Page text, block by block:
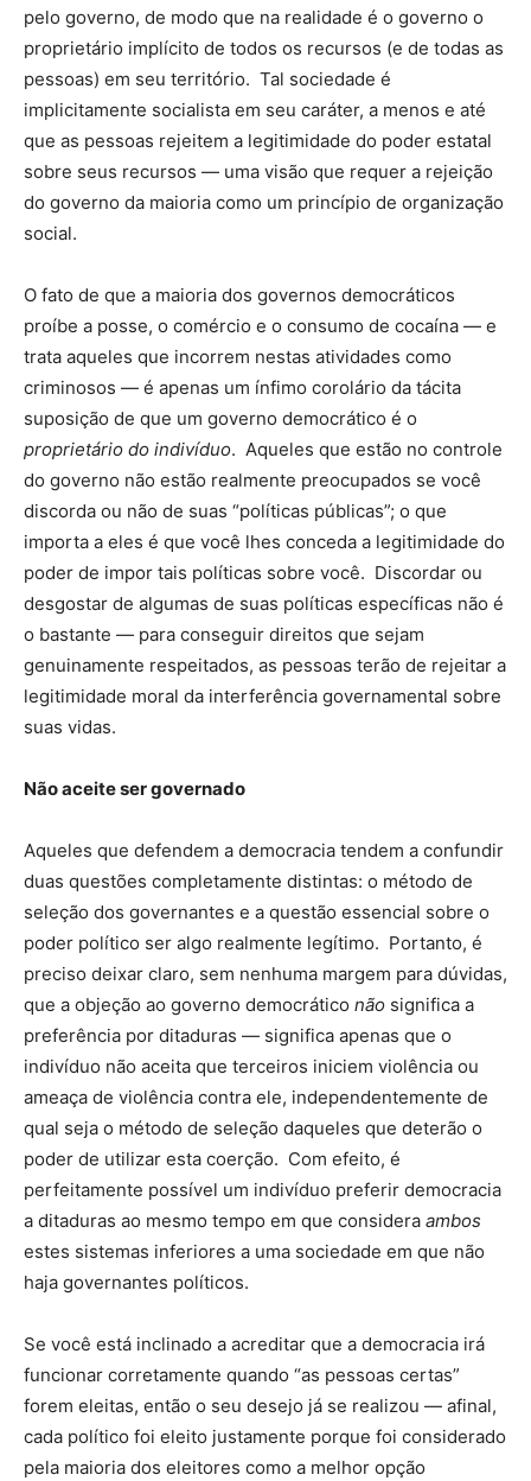
pelo governo, de modo que na realidade é o governo o
proprietário implícito de todos os recursos (e de todas as
pessoas) em seu território. Tal sociedade é
implicitamente socialista em seu caráter, a menos e até
que as pessoas rejeitem a legitimidade do poder estatal
sobre seus recursos — uma visão que requer a rejeição
do governo da maioria como um princípio de organização
social.
O fato de que a maioria dos governos democráticos
proíbe a posse, o comércio e o consumo de cocaína — e
trata aqueles que incorrem nestas atividades como
criminosos — é apenas um ínfimo corolário da tácita
suposição de que um governo democrático é o
proprietário do indivíduo. Aqueles que estão no controle
do governo não estão realmente preocupados se você
discorda ou não de suas “políticas públicas”; o que
importa a eles é que você lhes conceda a legitimidade do
poder de impor tais políticas sobre você. Discordar ou
desgostar de algumas de suas políticas específicas não é
o bastante — para conseguir direitos que sejam
genuinamente respeitados, as pessoas terão de rejeitar a
legitimidade moral da interferência governamental sobre
suas vidas.
Não aceite ser governado
Aqueles que defendem a democracia tendem a confundir
duas questões completamente distintas: o método de
seleção dos governantes e a questão essencial sobre o
poder político ser algo realmente legítimo. Portanto, é
preciso deixar claro, sem nenhuma margem para dúvidas,
que a objeção ao governo democrático não significa a
preferência por ditaduras — significa apenas que o
indivíduo não aceita que terceiros iniciem violência ou
ameaça de violência contra ele, independentemente de
qual seja o método de seleção daqueles que deterão o
poder de utilizar esta coerção. Com efeito, é
perfeitamente possível um indivíduo preferir democracia
a ditaduras ao mesmo tempo em que considera ambos
estes sistemas inferiores a uma sociedade em que não
haja governantes políticos.
Se você está inclinado a acreditar que a democracia irá
funcionar corretamente quando “as pessoas certas”
forem eleitas, então o seu desejo já se realizou — afinal,
cada político foi eleito justamente porque foi considerado
pela maioria dos eleitores como a melhor opção